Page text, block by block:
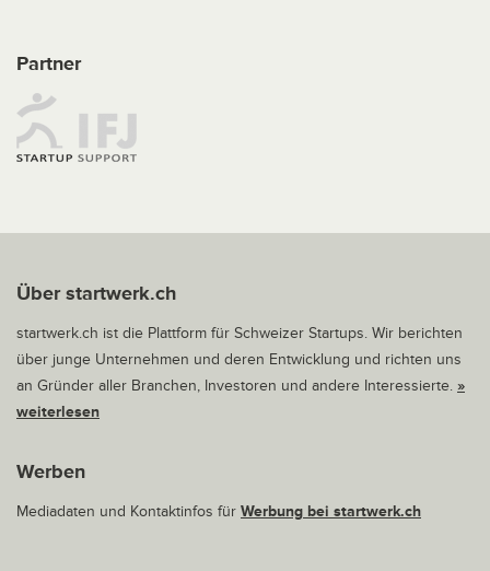
Partner
Über startwerk.ch
startwerk.ch ist die Plattform für Schweizer Startups. Wir berichten
über junge Unternehmen und deren Entwicklung und richten uns
an Gründer aller Branchen, Investoren und andere Interessierte. »
weiterlesen
Werben
Mediadaten und Kontaktinfos für Werbung bei startwerk.ch